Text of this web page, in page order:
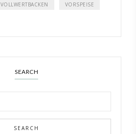
VOLLWERTBACKEN VORSPEISE
SEARCH
SEARCH